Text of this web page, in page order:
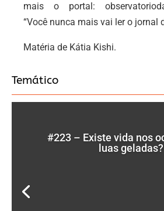
mais o portal:
“Você nunca mais vai ler o jornal
Matéria de Kátia Kishi.
Temático
#223 – Existe vida nos
luas geladas?